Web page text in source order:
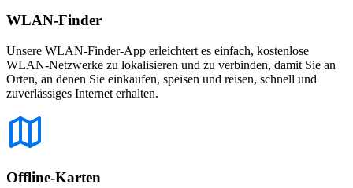
WLAN-Finder
Unsere WLAN-Finder-App erleichtert es einfach, kostenlose
WLAN-Netzwerke zu lokalisieren und zu verbinden, damit Sie an
Orten, an denen Sie einkaufen, speisen und reisen, schnell und
zuverlässiges Internet erhalten.
Offline-Karten